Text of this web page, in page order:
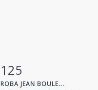
Fiche détaillée
125
ROBA JEAN BOULE...